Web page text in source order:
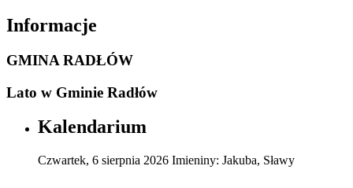
Informacje
GMINA RADŁÓW
Lato w Gminie Radłów
Kalendarium
Czwartek, 6 sierpnia 2026 Imieniny: Jakuba, Sławy